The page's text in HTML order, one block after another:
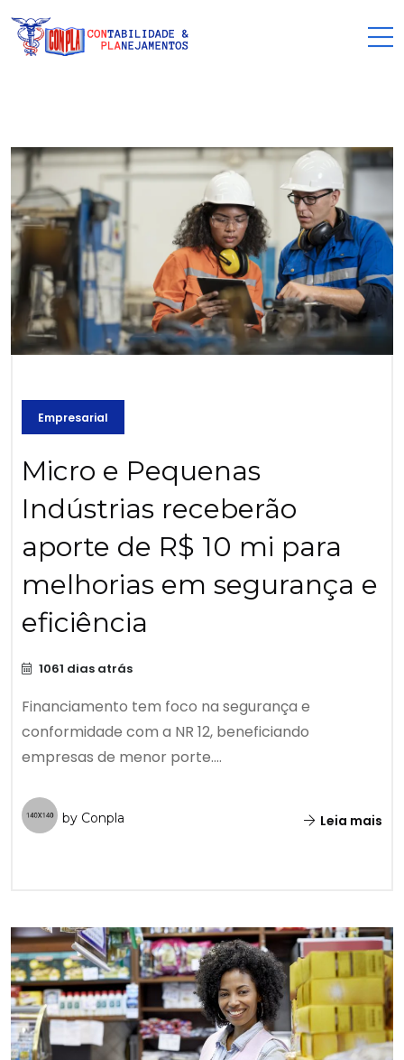
Empresarial
Micro e Pequenas
Indústrias receberão
aporte de R$ 10 mi para
melhorias em segurança e
eficiência
1061 dias atrás
Financiamento tem foco na segurança e
conformidade com a NR 12, beneficiando
empresas de menor porte....
by Conpla Leia mais